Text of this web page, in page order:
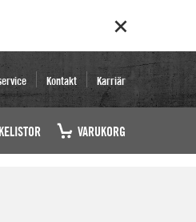
Kontakt Karriär
VARUKORG